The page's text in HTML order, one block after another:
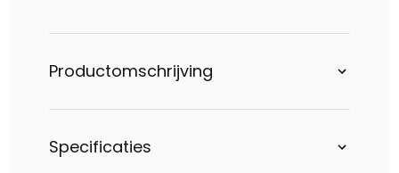
Productomschrijving
Specificaties